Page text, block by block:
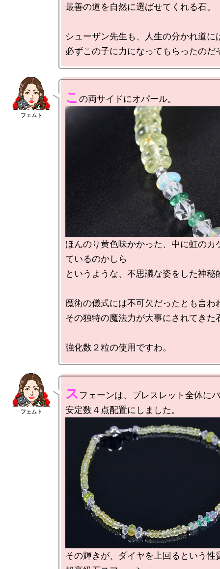
最善の道を自然に選ばせてくれる石。
シューザン先生も、人生の分かれ道に
こ
ほんのり黄色味かかった、中に虹のカ
ているのかしら
というような、不思議な姿をした神秘
魔術の儀式には不可欠だったとも言わ
その独特の魔法力が大事にされてきた
ス フェーンは、ブレスレット全体に
その輝きが、ダイヤを上回るという性